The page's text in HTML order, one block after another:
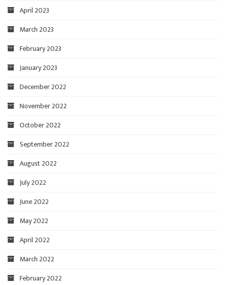
April 2023
March 2023
February 2023
January 2023
December 2022
November 2022
October 2022
September 2022
August 2022
July 2022
June 2022
May 2022
April 2022
March 2022
February 2022